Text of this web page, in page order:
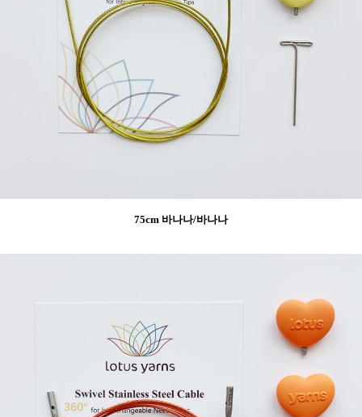
75cm 바나나/바나나